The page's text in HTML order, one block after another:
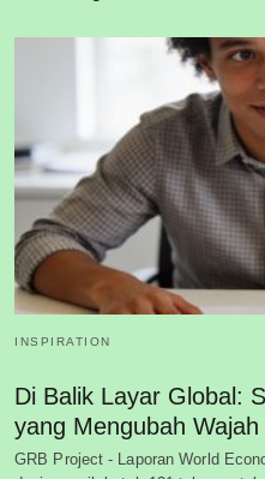
INSPIRATION
Di Balik Layar Global:
yang Mengubah
GRB Project - Laporan World